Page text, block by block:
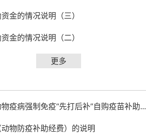
金的情况说明（三）
金的情况说明（二）
更多
疫病强制免疫“先打后补”自购疫苗补助...
物防疫补助经费）的说明